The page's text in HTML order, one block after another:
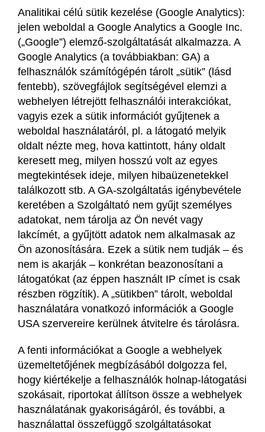
Analitikai célú sütik kezelése (Google Analytics):
jelen weboldal a Google Analytics a Google Inc.
(„Google”) elemző-szolgáltatását alkalmazza. A
Google Analytics (a továbbiakban: GA) a
felhasználók számítógépén tárolt „sütik” (lásd
fentebb), szövegfájlok segítségével elemzi a
webhelyen létrejött felhasználói interakciókat,
vagyis ezek a sütik információt gyűjtenek a
weboldal használatáról, pl. a látogató melyik
oldalt nézte meg, hova kattintott, hány oldalt
keresett meg, milyen hosszú volt az egyes
megtekintések ideje, milyen hibaüzenetekkel
találkozott stb. A GA-szolgáltatás igénybevétele
keretében a Szolgáltató nem gyűjt személyes
adatokat, nem tárolja az Ön nevét vagy
lakcímét, a gyűjtött adatok nem alkalmasak az
Ön azonosítására. Ezek a sütik nem tudják – és
nem is akarják – konkrétan beazonosítani a
látogatókat (az éppen használt IP címet is csak
részben rögzítik). A „sütikben” tárolt, weboldal
használatára vonatkozó információk a Google
USA szervereire kerülnek átvitelre és tárolásra.
A fenti információkat a Google a webhelyek
üzemeltetőjének megbízásából dolgozza fel,
hogy kiértékelje a felhasználók holnap-látogatási
szokásait, riportokat állítson össze a webhelyek
használatának gyakoriságáról, és további, a
használattal összefüggő szolgáltatásokat